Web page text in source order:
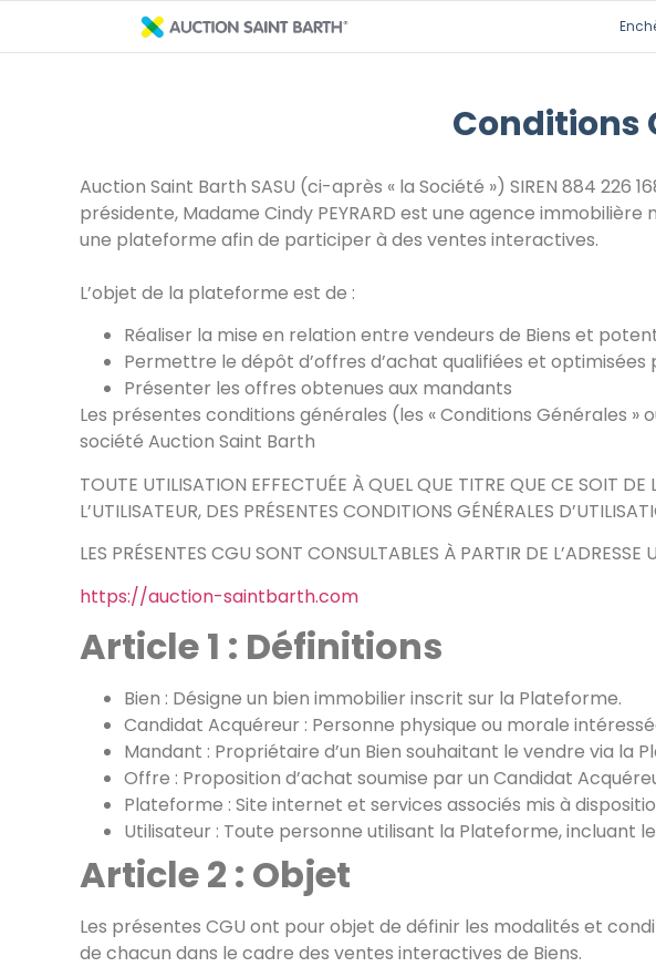
Conditions
Auction Saint Barth SASU (ci-après « la Société ») SIREN 884 226
présidente, Madame Cindy PEYRARD est une agence
une plateforme afin de participer à des ventes interactives.
L’objet de la plateforme est de :
Réaliser la mise en relation entre vendeurs de Biens et
Permettre le dépôt d’offres d’achat qualifiées et
Présenter les offres obtenues aux mandants
Les présentes conditions générales (les « Conditions Générales
société Auction Saint Barth
TOUTE UTILISATION EFFECTUÉE À QUEL QUE TITRE QUE CE SOIT
L’UTILISATEUR, DES PRÉSENTES CONDITIONS GÉNÉRALES
LES PRÉSENTES CGU SONT CONSULTABLES À PARTIR DE
https://auction-saintbarth.com
Article 1 : Définitions
Bien : Désigne un bien immobilier inscrit sur la Plateforme.
Candidat Acquéreur : Personne physique ou morale
Mandant : Propriétaire d’un Bien souhaitant le vendre via la
Offre : Proposition d’achat soumise par un Candidat
Plateforme : Site internet et services associés mis à
Utilisateur : Toute personne utilisant la Plateforme, incluant
Article 2 : Objet
Les présentes CGU ont pour objet de définir les modalités et
de chacun dans le cadre des ventes interactives de Biens.